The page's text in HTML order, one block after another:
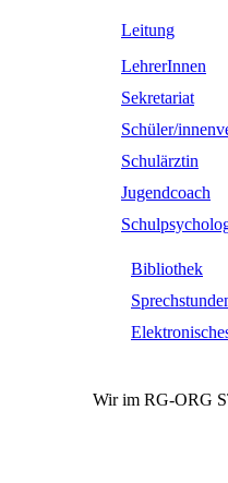
Leitung
LehrerInnen
Sekretariat
Schüler/
Schulärztin
Jugendcoach
Bibliothek
Wir im RG-ORG